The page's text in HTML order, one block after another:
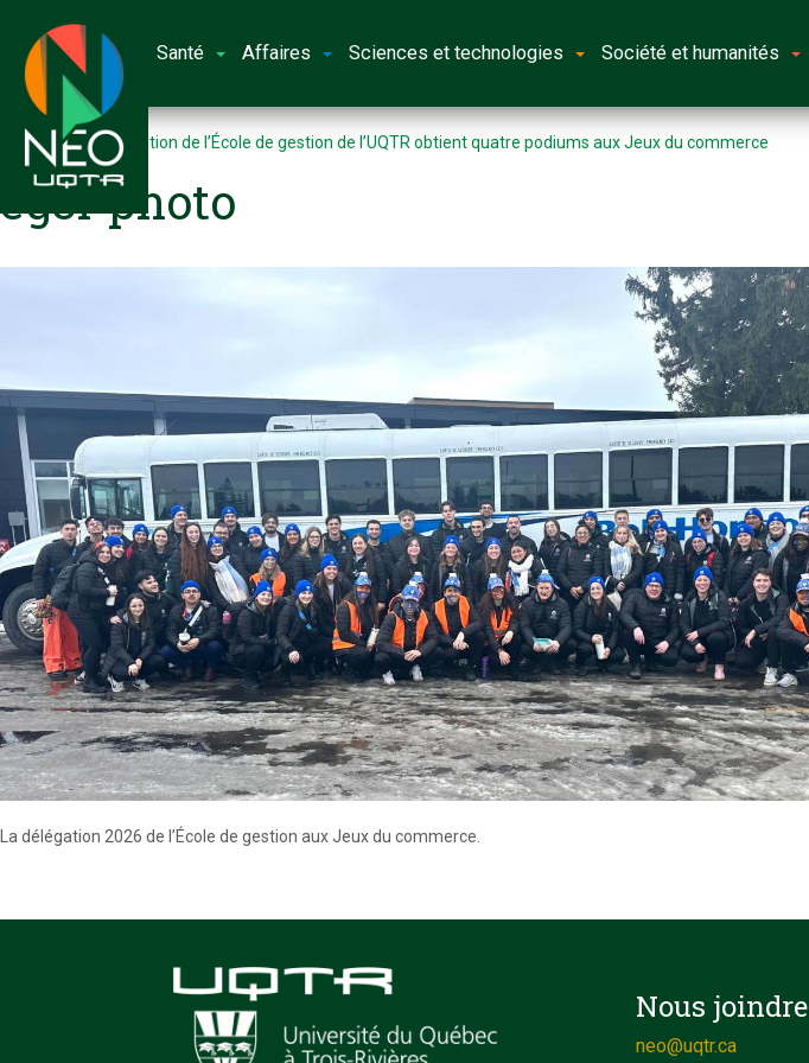
Santé Affaires Sciences et technologies Société et humanités
Accueil La délégation de l’École de gestion de l’UQTR obtient quatre podiums aux Jeux du commerce
eg3r photo
La délégation 2026 de l’École de gestion aux Jeux du commerce.
Nous joindre
neo@uqtr.ca